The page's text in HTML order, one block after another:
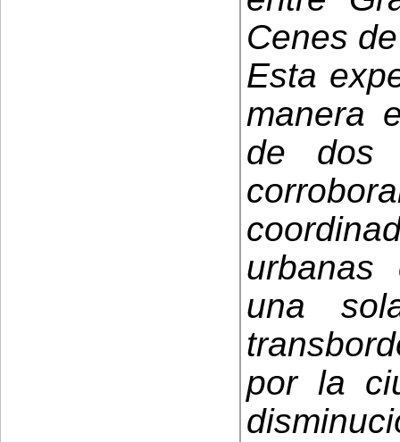
Cenes
Esta
manera
de dos
urbanas
una
por la